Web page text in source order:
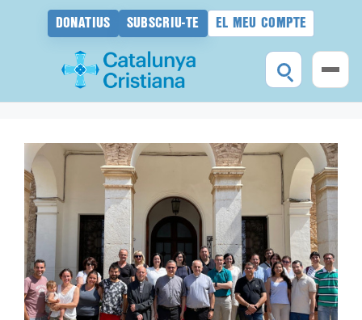
DONATIUS SUBSCRIU-TE EL MEU COMPTE
contingut